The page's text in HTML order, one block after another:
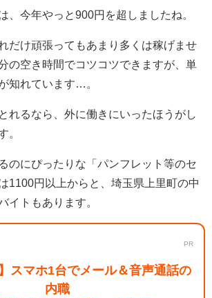
、今年やっと900円を超しましたね。
だけ頑張ってもあまり多くは稼げませ
の空き時間でコツコツできますが、単
知れています…。
れるなら、外に働きにいったほうがし
。
のにぴったりな「パンフレット等のセ
1100円以上からと、埼玉県上里町の中
イトもあります。
PR
スマホ1台でメール＆音声通話の
内職